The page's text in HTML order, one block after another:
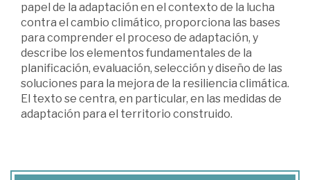
papel de la adaptación en el contexto de la lucha
contra el cambio climático, proporciona las bases
para comprender el proceso de adaptación, y
describe los elementos fundamentales de la
planificación, evaluación, selección y diseño de las
soluciones para la mejora de la resiliencia climática.
El texto se centra, en particular, en las medidas de
adaptación para el territorio construido.